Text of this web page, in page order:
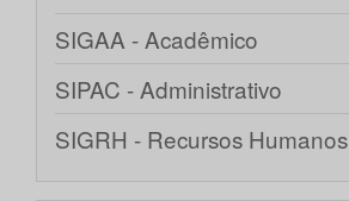
SIGAA - Acadêmico
SIPAC - Administrativo
SIGRH - Recursos Humanos